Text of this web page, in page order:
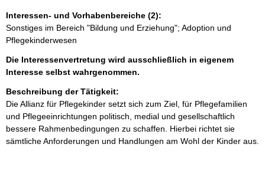
Interessen- und Vorhabenbereiche (2):
Sonstiges im Bereich "Bildung und Erziehung"; Adoption und
Pflegekinderwesen
Die Interessenvertretung wird ausschließlich in eigenem
Interesse selbst wahrgenommen.
Beschreibung der Tätigkeit:
Die Allianz für Pflegekinder setzt sich zum Ziel, für Pflegefamilien
und Pflegeeinrichtungen politisch, medial und gesellschaftlich
bessere Rahmenbedingungen zu schaffen. Hierbei richtet sie
sämtliche Anforderungen und Handlungen am Wohl der Kinder aus.